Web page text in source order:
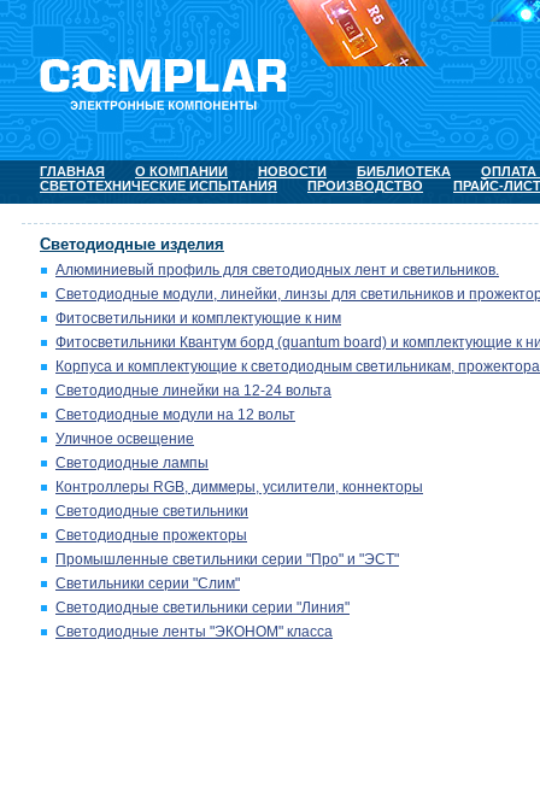
ГЛАВНАЯ О КОМПАНИИ НОВОСТИ БИБЛИОТЕКА
ОПЛАТА
СВЕТОТЕХНИЧЕСКИЕ ИСПЫТАНИЯ
ПРОИЗВОДСТВО ПРАЙС-ЛИСТ
Светодиодные изделия
Алюминиевый профиль для светодиодных лент и светильников.
Светодиодные модули, линейки, линзы для светильников и
Фитосветильники и комплектующие к ним
Фитосветильники Квантум борд (quantum board) и комплектующие к
Корпуса и комплектующие к светодиодным светильникам,
Светодиодные линейки на 12-24 вольта
Светодиодные модули на 12 вольт
Уличное освещение
Светодиодные лампы
Контроллеры RGB, диммеры, усилители, коннекторы
Светодиодные светильники
Светодиодные прожекторы
Промышленные светильники серии "Про" и "ЭСТ"
Светильники серии "Слим"
Светодиодные светильники серии "Линия"
Светодиодные ленты "ЭКОНОМ" класса